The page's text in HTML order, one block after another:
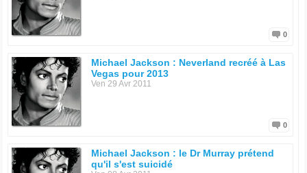
0
Michael Jackson : Neverland recréé à Las
Vegas pour 2013
Ven 29 Avr 2011
0
Michael Jackson : le Dr Murray prétend
qu'il s'est suicidé